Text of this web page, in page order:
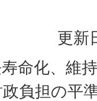
更新
命化、維
負担の平